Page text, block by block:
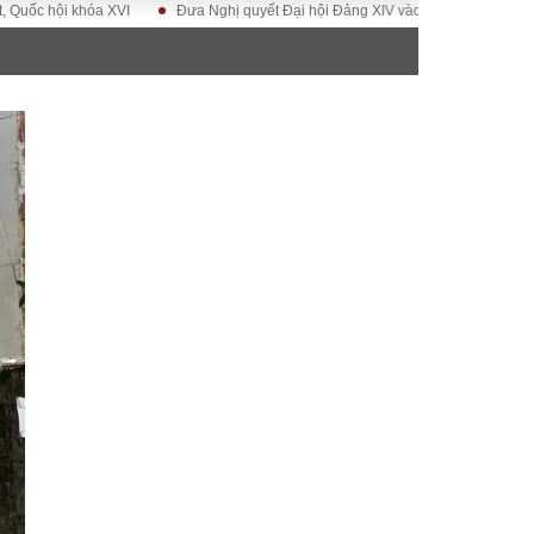
– Đô thị
XVI Đưa Nghị quyết Đại hội Đảng XIV vào cuộc sống